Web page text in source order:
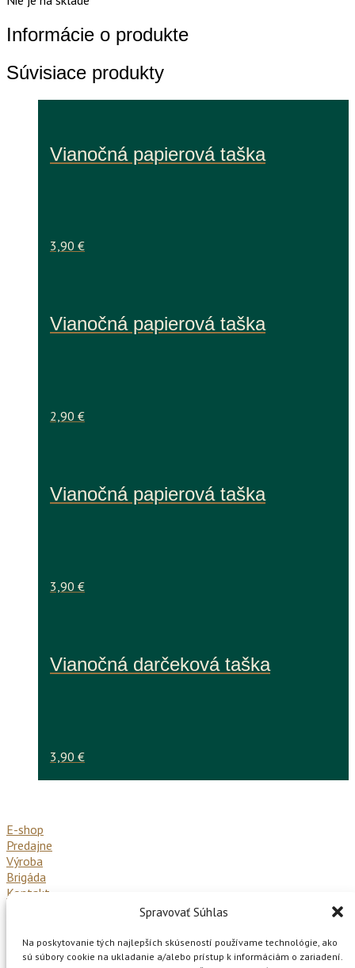
Spravovať Súhlas
Na poskytovanie tých najlepších skúseností používame technológie, ako
sú súbory cookie na ukladanie a/alebo prístup k informáciám o zariadení.
Informácie o produkte
Súvisiace produkty
Vianočná papierová taška
3,90 €
Vianočná papierová taška
2,90 €
Vianočná papierová taška
3,90 €
Vianočná darčeková taška
3,90 €
E-shop
Predajne
Výroba
Brigáda
Kontakt
Všeobecné obchodné podmienky
Reklamačný poriadok
Ochrana osobných údajov